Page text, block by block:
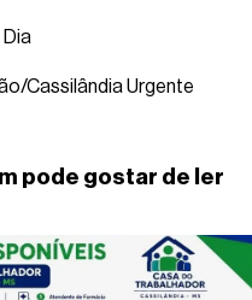
Dia
Cassilândia Urgente
pode gostar de ler